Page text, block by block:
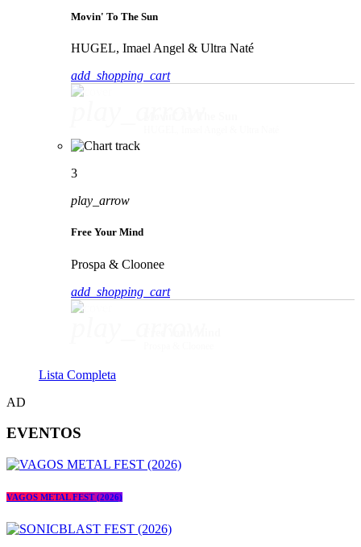
Movin' To The Sun
HUGEL, Imael Angel & Ultra Naté
add_shopping_cart
3
play_arrow
Free Your Mind
Prospa & Cloonee
add_shopping_cart
Lista Completa
AD
EVENTOS
VAGOS METAL FEST (2026)